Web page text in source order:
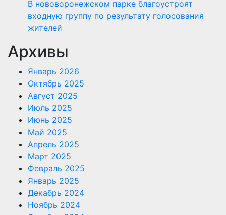
В нововоронежском парке благоустроят
входную группу по результату голосования
жителей
Архивы
Январь 2026
Октябрь 2025
Август 2025
Июль 2025
Июнь 2025
Май 2025
Апрель 2025
Март 2025
Февраль 2025
Январь 2025
Декабрь 2024
Ноябрь 2024